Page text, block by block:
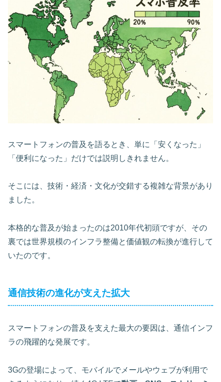
スマートフォンの普及を語るとき、単に「安くなった」
「便利になった」だけでは説明しきれません。
そこには、技術・経済・文化が交錯する複雑な背景があり
ました。
本格的な普及が始まったのは2010年代初頭ですが、その
裏では世界規模のインフラ整備と価値観の転換が進行して
いたのです。
通信技術の進化が支えた拡大
スマートフォンの普及を支えた最大の要因は、通信インフ
ラの飛躍的な発展です。
3Gの登場によって、モバイルでメールやウェブが利用で